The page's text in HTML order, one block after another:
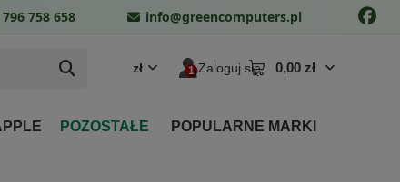
zł Zaloguj się 0,00 zł
POZOSTAŁE
POPULARNE MARKI
758 658 info@greencomputers.pl